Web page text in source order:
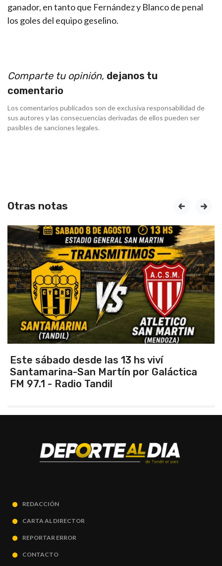
ganador, en tanto que Fernández y Blanco de penal
los goles del equipo geselino.
Comparte tu opinión, dejanos tu
comentario
Los comentarios publicados son de exclusiva responsabilidad de
sus autores y las consecuencias derivadas de ellos pueden ser
pasibles de sanciones legales.
Otras notas
Vuelve el torneo oficial de hockey
prev next
REDACCIÓN
CARTA AL DIRECTOR
REPORTAR ERROR
CONTACTO